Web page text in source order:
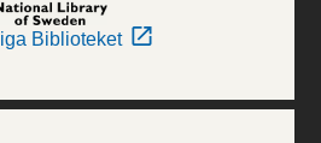
Biblioteket